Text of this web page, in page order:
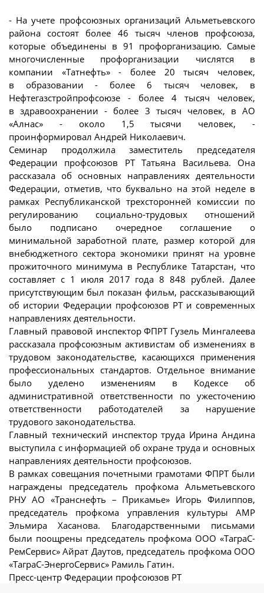
- На учете профсоюзных организаций Альметьевского
района состоят более 46 тысяч членов профсоюза,
которые объединены в 91 профорганизацию. Самые
многочисленные профорганизации числятся в
компании «Татнефть» - более 20 тысяч человек,
в образовании - более 6 тысяч человек, в
Нефтегазстройпрофсоюзе - более 4 тысяч человек,
в здравоохранении - более 3 тысяч человек, в АО
«Алнас» - около 1,5 тысячи человек, -
проинформировал Андрей Николаевич.
Семинар продолжила заместитель председателя
Федерации профсоюзов РТ Татьяна Васильева. Она
рассказала об основных направлениях деятельности
Федерации, отметив, что буквально на этой неделе в
рамках Республиканской трехсторонней комиссии по
регулированию социально-трудовых отношений
было подписано очередное соглашение о
минимальной заработной плате, размер которой для
внебюджетного сектора экономики принят на уровне
прожиточного минимума в Республике Татарстан, что
составляет с 1 июля 2017 года 8 848 рублей. Далее
присутствующим был показан фильм, рассказывающий
об истории Федерации профсоюзов РТ и современных
направлениях деятельности.
Главный правовой инспектор ФПРТ Гузель Мингалеева
рассказала профсоюзным активистам об изменениях в
трудовом законодательстве, касающихся применения
профессиональных стандартов. Отдельное внимание
было уделено изменениям в Кодексе об
административной ответственности по ужесточению
ответственности работодателей за нарушение
трудового законодательства.
Главный технический инспектор труда Ирина Андина
выступила с информацией об охране труда и основных
направлениях деятельности профсоюзов.
В рамках совещания почетными грамотами ФПРТ были
награждены председатель профкома Альметьевского
РНУ АО «Транснефть – Прикамье» Игорь Филиппов,
председатель профкома управления культуры АМР
Эльмира Хасанова. Благодарственными письмами
были поощрены председатель профкома ООО «ТаграС-
РемСервис» Айрат Даутов, председатель профкома ООО
«ТаграС-ЭнергоСервис» Рамиль Гатин.
Пресс-центр Федерации профсоюзов РТ